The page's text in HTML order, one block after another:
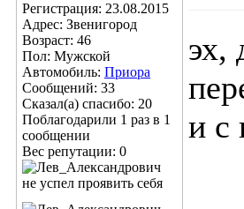
Регистрация: 23.08.2015
Адрес: Звенигород
Возраст: 46
Пол: Мужской
Автомобиль: Приора
Сообщений: 33
Сказал(а) спасибо: 20
Поблагодарили 1 раз в 1
сообщении
Вес репутации: 0
эх,
и с